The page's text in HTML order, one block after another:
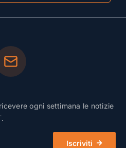
ogni settimana le notizie
Iscriviti